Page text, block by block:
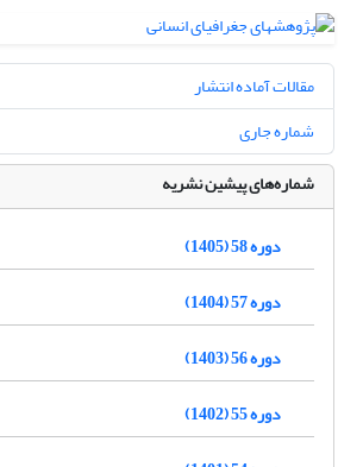
مقالات آماده انتشار
شماره جاری
شماره‌های پیشین نشریه
دوره 58 (1405)
دوره 57 (1404)
دوره 56 (1403)
دوره 55 (1402)